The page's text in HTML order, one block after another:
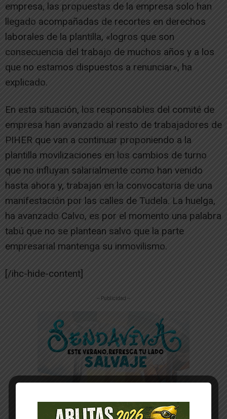
empresa, las propuestas de la empresa solo han
llegado acompañadas de recortes en derechos
laborales de la plantilla, «logros que son
consecuencia del trabajo de muchos años y a los
que no estamos dispuestos a renunciar», ha
explicado.
En esta situación, los responsables del comité de
empresa han avanzado al resto de trabajadores de
PIHER que van a continuar proponiendo a la
plantilla movilizaciones en los cambios de turno
que no influyan salarialmente como han venido
hasta ahora y, trabajan en la convocatoria de una
manifestación por las calles de Tudela. La huelga,
ha avanzado Calvo, es por el momento una palabra
tabú que no se plantean salvo que la parte
empresarial mantenga su inmovilismo.
[/ihc-hide-content]
-- Publicidad --